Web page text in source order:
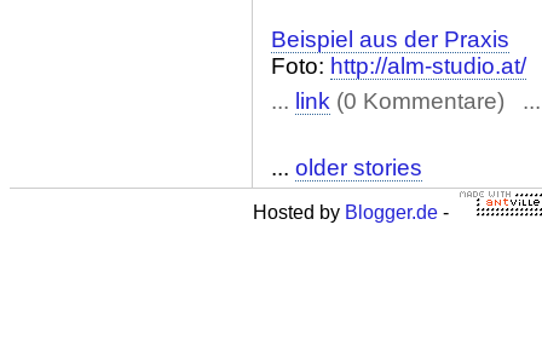
Beispiel aus der Praxis
Foto: http://alm-studio.at/
... link (0 Kommentare)
... older stories
Hosted by Blogger.de-